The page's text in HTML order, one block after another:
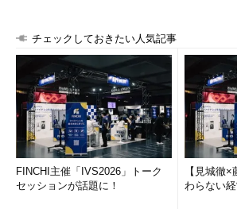
す。1つ目のグループを「プライマリー
つ目以降を「
セカンダリーグループ
ライマリーグループは必須のグループ
ァイルを新規作成した場合、「ファイ
作成したユーザー、「ファイルのグル
たユーザーのプライマリーグループと
CentOSやUbuntuなどの場合、ユー
リーグループとして、ユーザー名と同
チェックしておきたい人気記事
FINCHI主催「IVS2026」トーク
セッションが話題に！
【見城徹
わらない